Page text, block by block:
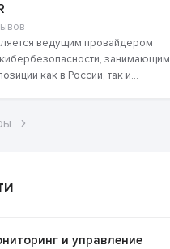
ведущим провайдером
занимающим
как в России, так и...
и управление